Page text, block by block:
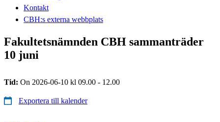
Kontakt
CBH:s externa webbplats
Fakultetsnämnden CBH sammanträder
10 juni
Tid: On 2026-06-10 kl 09.00 - 12.00
Exportera till kalender